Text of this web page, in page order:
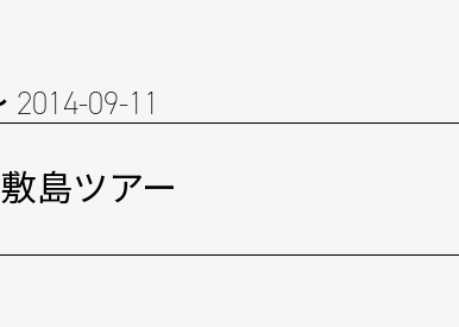
2014-09-11
島ツアー